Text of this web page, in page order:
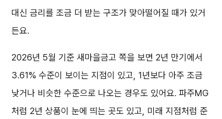
대신 금리를 조금 더 받는 구조가 맞아떨어질 때가 있거
든요.
2026년 5월 기준 새마을금고 쪽을 보면 2년 만기에서
3.61% 수준이 보이는 지점이 있고, 1년보다 아주 조금
낮거나 비슷한 수준으로 나오는 경우도 있어요. 파주MG
처럼 2년 상품이 눈에 띄는 곳도 있고, 미래 지점처럼 준